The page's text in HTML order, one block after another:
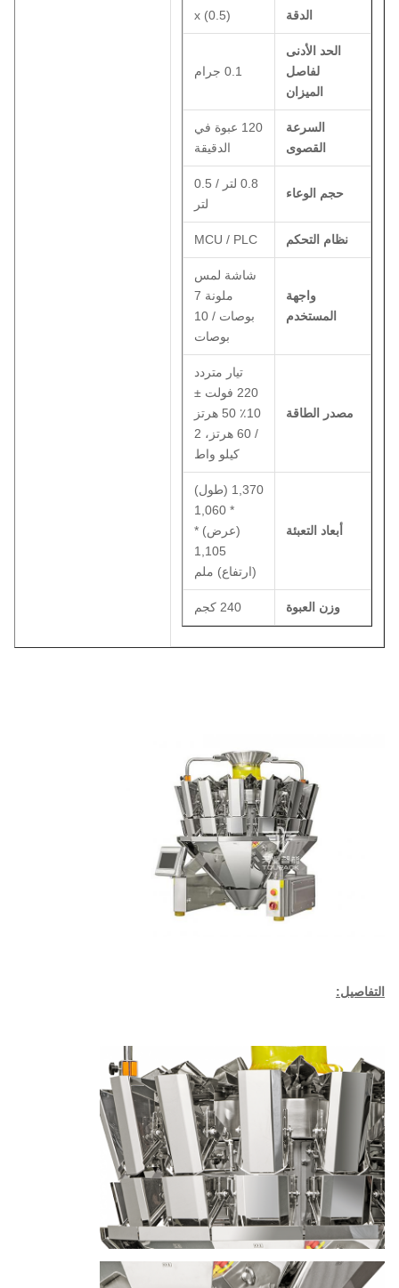
الدقة x (0.5)
الحد الأدنى
لفاصل
الميزان
0.1 جرام
السرعة
القصوى
120 عبوة في
الدقيقة
حجم الوعاء
0.8 لتر / 0.5
لتر
نظام التحكم MCU / PLC
واجهة
المستخدم
شاشة لمس
ملونة 7
بوصات / 10
بوصات
مصدر الطاقة
تيار متردد
220 فولت ±
10٪ 50 هرتز
/ 60 هرتز، 2
كيلو واط
أبعاد التعبئة
1,370 (طول)
* 1,060
(عرض) *
1,105
(ارتفاع) ملم
وزن العبوة 240 كجم
التفاصيل: